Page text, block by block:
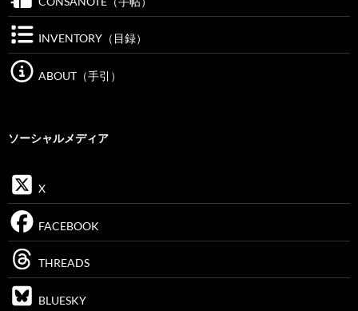
INVENTORY（目録）
ABOUT（手引）
ソーシャルメディア
X
FACEBOOK
THREADS
BLUESKY